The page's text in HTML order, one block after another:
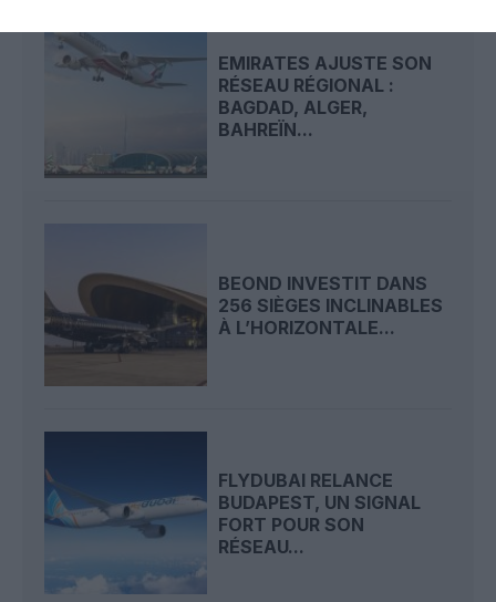
EMIRATES AJUSTE SON
RÉSEAU RÉGIONAL :
BAGDAD, ALGER,
BAHREÏN...
BEOND INVESTIT DANS
256 SIÈGES INCLINABLES
À L’HORIZONTALE...
FLYDUBAI RELANCE
BUDAPEST, UN SIGNAL
FORT POUR SON
RÉSEAU...